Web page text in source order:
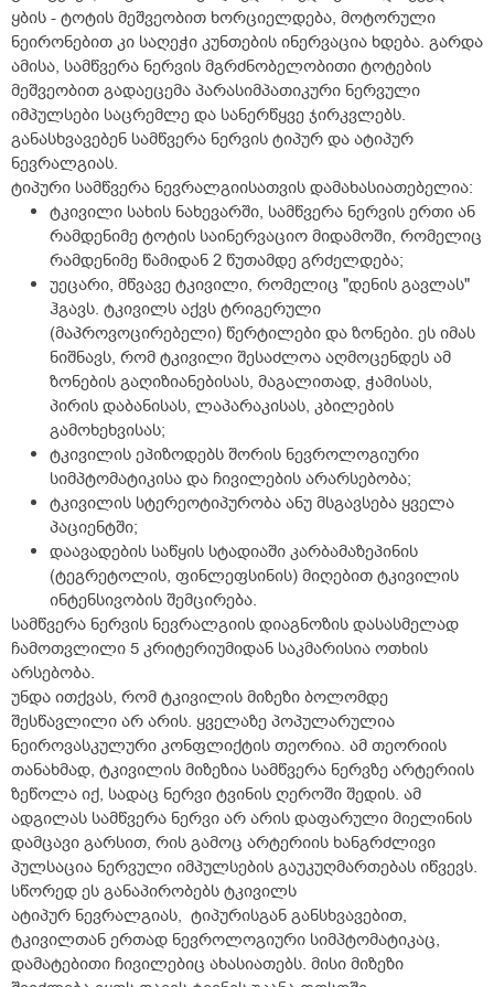
ყბის - ტოტის მეშვეობით ხორციელდება, მოტორული
ნეირონებით კი საღეჭი კუნთების ინერვაცია ხდება. გარდა
ამისა, სამწვერა ნერვის მგრძნობელობითი ტოტების
მეშვეობით გადაეცემა პარასიმპათიკური ნერვული
იმპულსები საცრემლე და სანერწყვე ჯირკვლებს.
განასხვავებენ სამწვერა ნერვის ტიპურ და ატიპურ
ნევრალგიას.
ტიპური სამწვერა ნევრალგიისათვის დამახასიათებელია:
ტკივილი სახის ნახევარში, სამწვერა ნერვის ერთი ან
რამდენიმე ტოტის საინერვაციო მიდამოში, რომელიც
რამდენიმე წამიდან 2 წუთამდე გრძელდება;
უეცარი, მწვავე ტკივილი, რომელიც "დენის გავლას"
ჰგავს. ტკივილს აქვს ტრიგერული
(მაპროვოცირებელი) წერტილები და ზონები. ეს იმას
ნიშნავს, რომ ტკივილი შესაძლოა აღმოცენდეს ამ
ზონების გაღიზიანებისას, მაგალითად, ჭამისას,
პირის დაბანისას, ლაპარაკისას, კბილების
გამოხეხვისას;
ტკივილის ეპიზოდებს შორის ნევროლოგიური
სიმპტომატიკისა და ჩივილების არარსებობა;
ტკივილის სტერეოტიპურობა ანუ მსგავსება ყველა
პაციენტში;
დაავადების საწყის სტადიაში კარბამაზეპინის
(ტეგრეტოლის, ფინლეფსინის) მიღებით ტკივილის
ინტენსივობის შემცირება.
სამწვერა ნერვის ნევრალგიის დიაგნოზის დასასმელად
ჩამოთვლილი 5 კრიტერიუმიდან საკმარისია ოთხის
არსებობა.
უნდა ითქვას, რომ ტკივილის მიზეზი ბოლომდე
შესწავლილი არ არის. ყველაზე პოპულარულია
ნეიროვასკულური კონფლიქტის თეორია. ამ თეორიის
თანახმად, ტკივილის მიზეზია სამწვერა ნერვზე არტერიის
ზეწოლა იქ, სადაც ნერვი ტვინის ღეროში შედის. ამ
ადგილას სამწვერა ნერვი არ არის დაფარული მიელინის
დამცავი გარსით, რის გამოც არტერიის ხანგრძლივი
პულსაცია ნერვული იმპულსების გაუკუღმართებას იწვევს.
სწორედ ეს განაპირობებს ტკივილს
ატიპურ ნევრალგიას, ტიპურისგან განსხვავებით,
ტკივილთან ერთად ნევროლოგიური სიმპტომატიკაც,
დამატებითი ჩივილებიც ახასიათებს. მისი მიზეზი